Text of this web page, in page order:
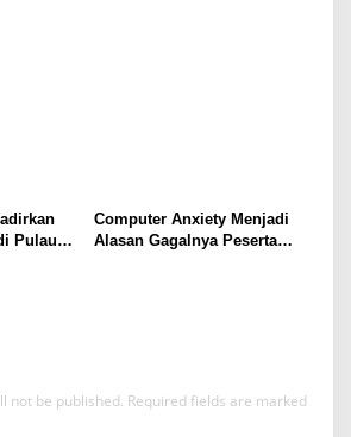
Pulau
Computer Anxiety Menjadi
Alasan Gagalnya Peserta
not be published. Required fields are marked